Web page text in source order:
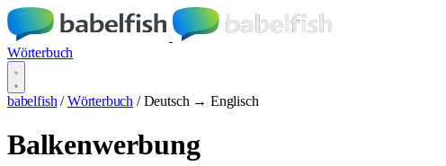
Wörterbuch
babelfish / Wörterbuch / Deutsch → Englisch
Balkenwerbung